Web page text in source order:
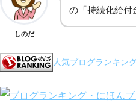
しのだ
の「持続化給付
人気ブログランキン